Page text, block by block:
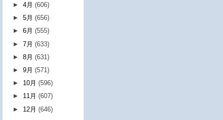
►4月(606)
►5月(656)
►6月(555)
►7月(633)
►8月(631)
►9月(571)
► 10月(596)
► 11月(607)
► 12月(646)